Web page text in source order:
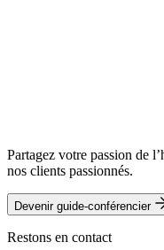
Partagez votre passion de
nos clients passionnés.
Devenir guide-conférencier
Restons en contact